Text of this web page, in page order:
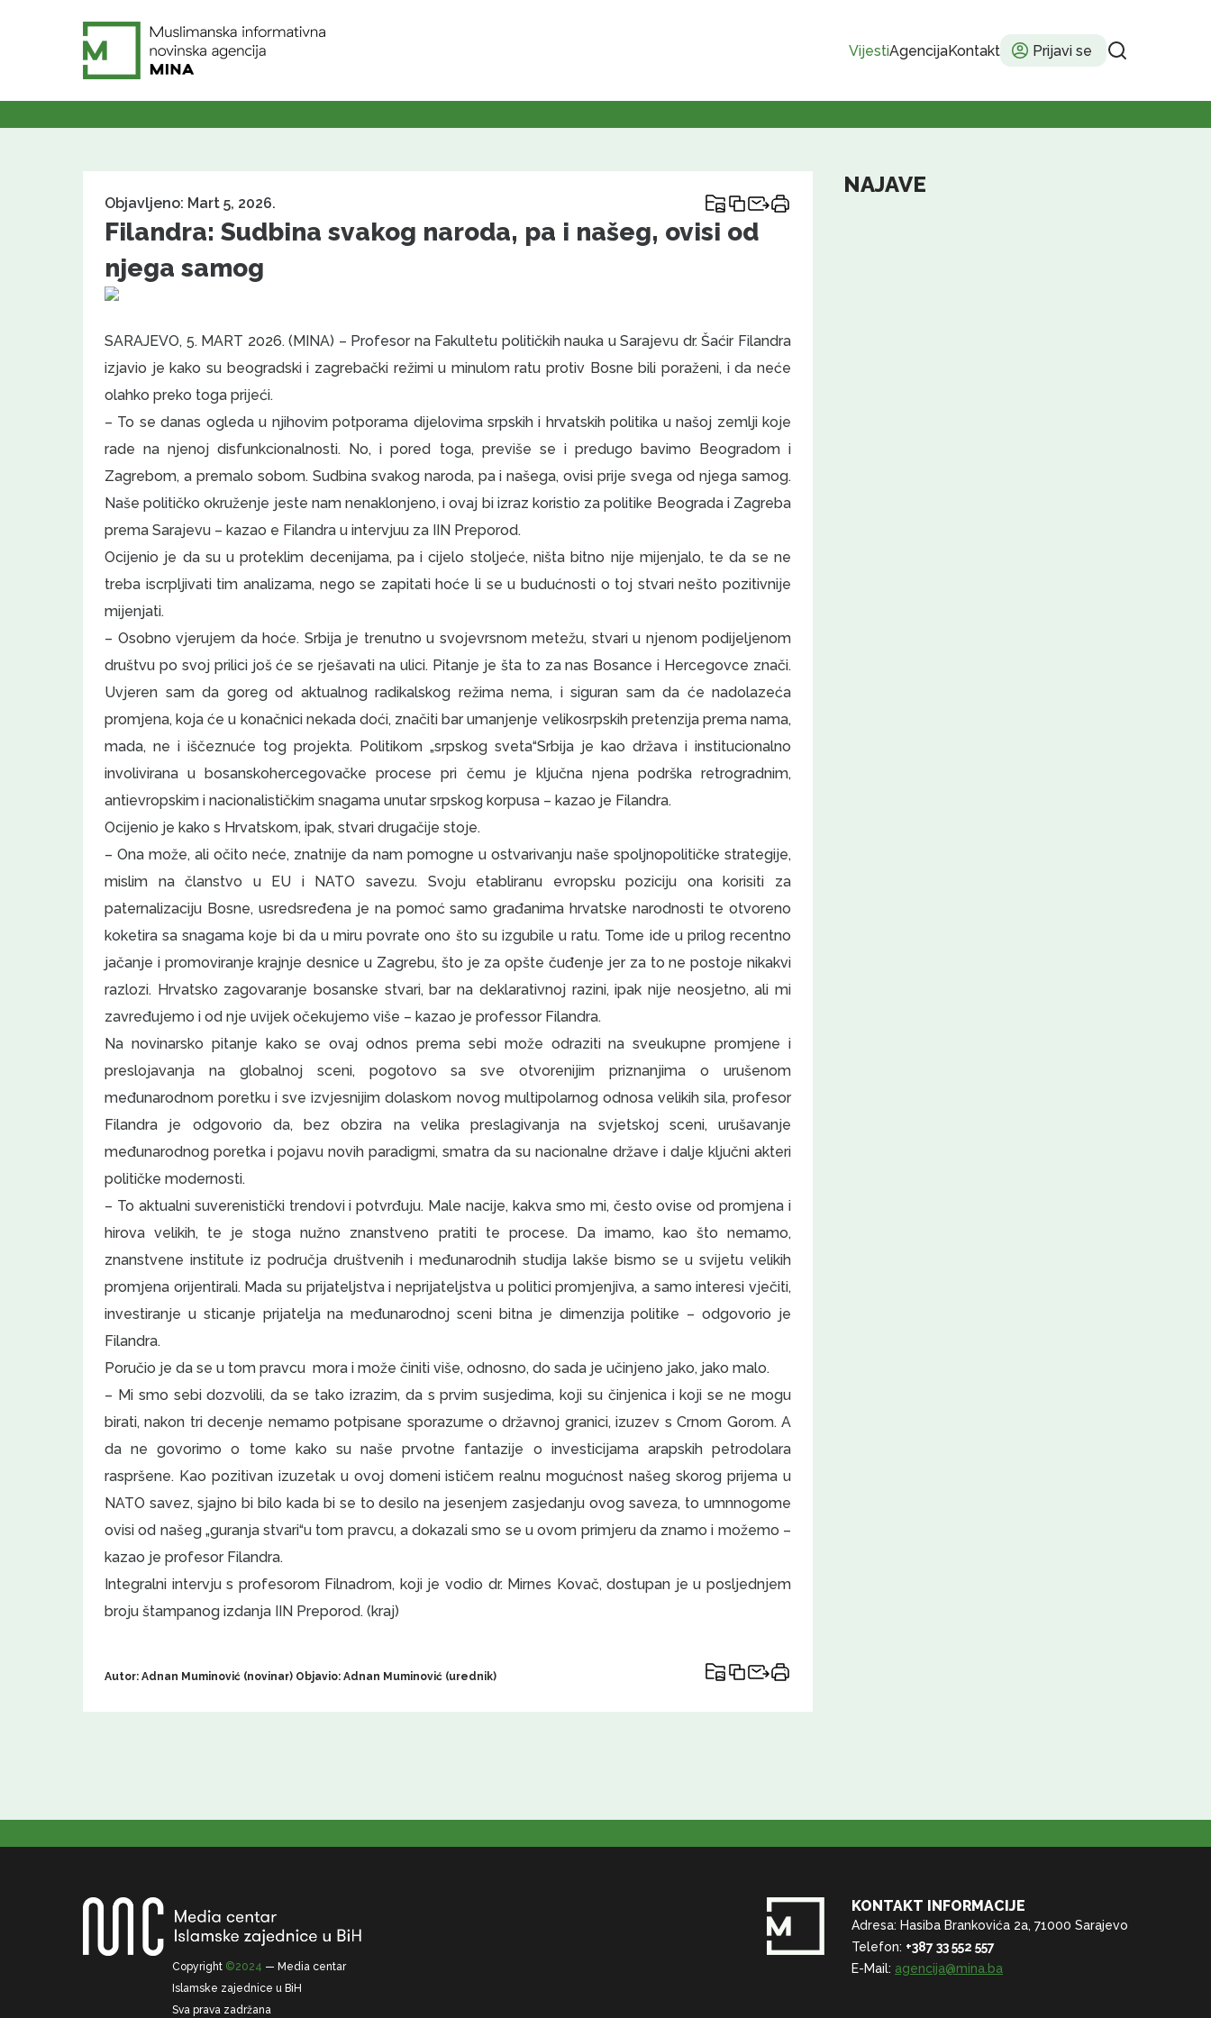
VijestiAgencijaKontakt Prijavi se
Objavljeno: Mart 5, 2026.
Filandra: Sudbina svakog naroda, pa i našeg, ovisi od
njega samog
SARAJEVO, 5. MART 2026. (MINA) – Profesor na Fakultetu političkih nauka u Sarajevu dr. Šaćir Filandra
izjavio je kako su beogradski i zagrebački režimi u minulom ratu protiv Bosne bili poraženi, i da neće
olahko preko toga prijeći.
– To se danas ogleda u njihovim potporama dijelovima srpskih i hrvatskih politika u našoj zemlji koje
rade na njenoj disfunkcionalnosti. No, i pored toga, previše se i predugo bavimo Beogradom i
Zagrebom, a premalo sobom. Sudbina svakog naroda, pa i našega, ovisi prije svega od njega samog.
Naše političko okruženje jeste nam nenaklonjeno, i ovaj bi izraz koristio za politike Beograda i Zagreba
prema Sarajevu – kazao e Filandra u intervjuu za IIN Preporod.
Ocijenio je da su u proteklim decenijama, pa i cijelo stoljeće, ništa bitno nije mijenjalo, te da se ne
treba iscrpljivati tim analizama, nego se zapitati hoće li se u budućnosti o toj stvari nešto pozitivnije
mijenjati.
– Osobno vjerujem da hoće. Srbija je trenutno u svojevrsnom metežu, stvari u njenom podijeljenom
društvu po svoj prilici još će se rješavati na ulici. Pitanje je šta to za nas Bosance i Hercegovce znači.
Uvjeren sam da goreg od aktualnog radikalskog režima nema, i siguran sam da će nadolazeća
promjena, koja će u konačnici nekada doći, značiti bar umanjenje velikosrpskih pretenzija prema nama,
mada, ne i iščeznuće tog projekta. Politikom „srpskog sveta“Srbija je kao država i institucionalno
involivirana u bosanskohercegovačke procese pri čemu je ključna njena podrška retrogradnim,
antievropskim i nacionalističkim snagama unutar srpskog korpusa – kazao je Filandra.
Ocijenio je kako s Hrvatskom, ipak, stvari drugačije stoje.
– Ona može, ali očito neće, znatnije da nam pomogne u ostvarivanju naše spoljnopolitičke strategije,
mislim na članstvo u EU i NATO savezu. Svoju etabliranu evropsku poziciju ona korisiti za
paternalizaciju Bosne, usredsređena je na pomoć samo građanima hrvatske narodnosti te otvoreno
koketira sa snagama koje bi da u miru povrate ono što su izgubile u ratu. Tome ide u prilog recentno
jačanje i promoviranje krajnje desnice u Zagrebu, što je za opšte čuđenje jer za to ne postoje nikakvi
razlozi. Hrvatsko zagovaranje bosanske stvari, bar na deklarativnoj razini, ipak nije neosjetno, ali mi
zavređujemo i od nje uvijek očekujemo više – kazao je professor Filandra.
Na novinarsko pitanje kako se ovaj odnos prema sebi može odraziti na sveukupne promjene i
preslojavanja na globalnoj sceni, pogotovo sa sve otvorenijim priznanjima o urušenom
međunarodnom poretku i sve izvjesnijim dolaskom novog multipolarnog odnosa velikih sila, profesor
Filandra je odgovorio da, bez obzira na velika preslagivanja na svjetskoj sceni, urušavanje
međunarodnog poretka i pojavu novih paradigmi, smatra da su nacionalne države i dalje ključni akteri
političke modernosti.
– To aktualni suverenistički trendovi i potvrđuju. Male nacije, kakva smo mi, često ovise od promjena i
hirova velikih, te je stoga nužno znanstveno pratiti te procese. Da imamo, kao što nemamo,
znanstvene institute iz područja društvenih i međunarodnih studija lakše bismo se u svijetu velikih
promjena orijentirali. Mada su prijateljstva i neprijateljstva u politici promjenjiva, a samo interesi vječiti,
investiranje u sticanje prijatelja na međunarodnoj sceni bitna je dimenzija politike – odgovorio je
Filandra.
Poručio je da se u tom pravcu mora i može činiti više, odnosno, do sada je učinjeno jako, jako malo.
– Mi smo sebi dozvolili, da se tako izrazim, da s prvim susjedima, koji su činjenica i koji se ne mogu
birati, nakon tri decenje nemamo potpisane sporazume o državnoj granici, izuzev s Crnom Gorom. A
da ne govorimo o tome kako su naše prvotne fantazije o investicijama arapskih petrodolara
raspršene. Kao pozitivan izuzetak u ovoj domeni ističem realnu mogućnost našeg skorog prijema u
NATO savez, sjajno bi bilo kada bi se to desilo na jesenjem zasjedanju ovog saveza, to umnnogome
ovisi od našeg „guranja stvari“u tom pravcu, a dokazali smo se u ovom primjeru da znamo i možemo –
kazao je profesor Filandra.
Integralni intervju s profesorom Filnadrom, koji je vodio dr. Mirnes Kovač, dostupan je u posljednjem
broju štampanog izdanja IIN Preporod. (kraj)
Autor: Adnan Muminović (novinar) Objavio: Adnan Muminović (urednik)
NAJAVE
Copyright ©2024 — Media centar
Islamske zajednice u BiH
Sva prava zadržana
KONTAKT INFORMACIJE
Adresa: Hasiba Brankovića 2a, 71000 Sarajevo
Telefon: +387 33 552 557
E-Mail: agencija@mina.ba